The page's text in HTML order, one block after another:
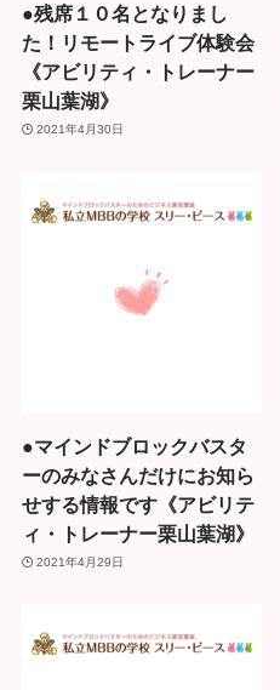
●残席１０名となりまし
た！リモートライブ体験会
《アビリティ・トレーナー
栗山葉湖》
2021年4月30日
●マインドブロックバスタ
ーのみなさんだけにお知ら
せする情報です《アビリテ
ィ・トレーナー栗山葉湖》
2021年4月29日